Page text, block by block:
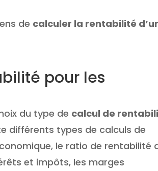
de calculer la rentabilité
pour les
du type de calcul de
différents types de calculs de
le ratio de rentabilité
et impôts, les marges